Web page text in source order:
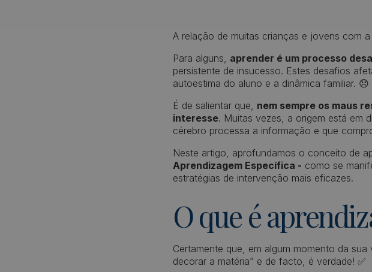
A relação de muitas crianças e jovens com
Para alguns, aprender é um processo
persistente de insucesso. Estes desafios
autoestima do aluno e a dinâmica familiar. 😞
É de salientar que, nem sempre os maus
interesse. Muitas vezes, a origem está em
cérebro processa a informação e que
Neste artigo, aprofundamos o conceito de
Aprendizagem Específica - como se
estratégias de intervenção mais eficazes.
O que é
Certamente que, em algum momento da
decorar a matéria” e de facto, é verdade! ✅